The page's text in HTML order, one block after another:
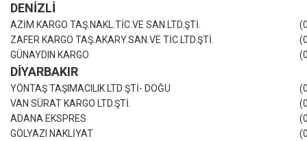
DENİZLİ
AZİM KARGO TAŞ.NAKL.TİC.VE SAN.LTD.ŞTİ.
ZAFER KARGO TAŞ.AKARY.SAN.VE TİC.LTD.ŞTİ.
GÜNAYDIN KARGO
DİYARBAKIR
YÖNTAŞ TAŞIMACILIK LTD ŞTİ- DOĞU
VAN SÜRAT KARGO LTD.ŞTİ.
ADANA EKSPRES
GÖLYAZI NAKLİYAT